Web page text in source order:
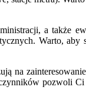
a także
Warto, aby
na
pozwoli